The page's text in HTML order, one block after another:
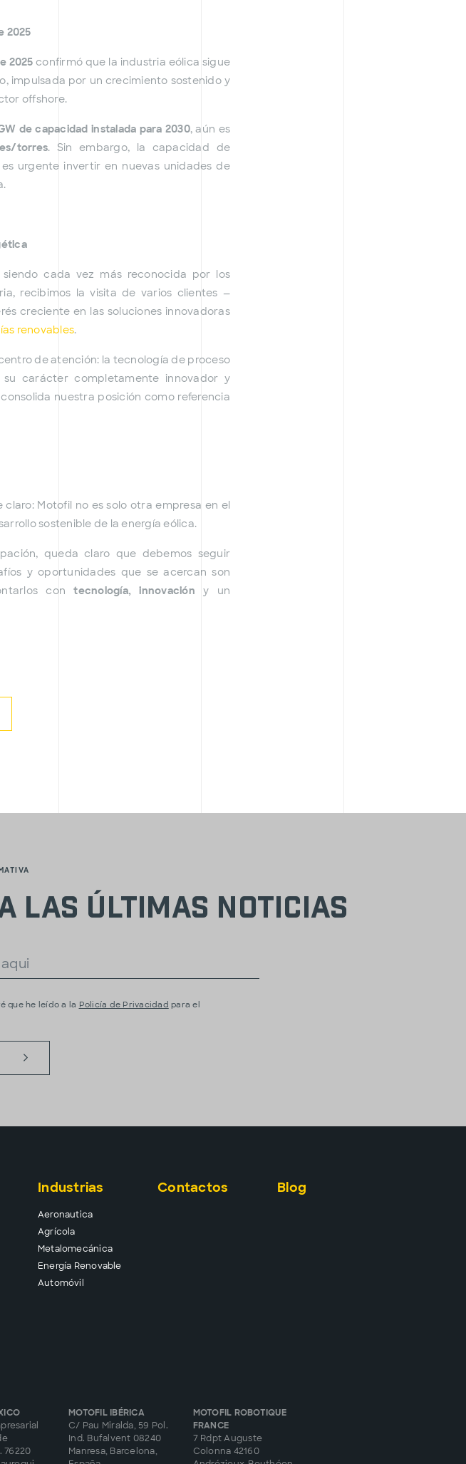
2025
2025 confirmó que la industria eólica sigue
impulsada por un crecimiento sostenido y
offshore.
de capacidad instalada para 2030, aún es
torres. Sin embargo, la capacidad de
urgente invertir en nuevas unidades de
cada vez más reconocida por los
recibimos la visita de varios clientes —
creciente en las soluciones innovadoras
renovables.
de atención: la tecnología de proceso
carácter completamente innovador y
nuestra posición como referencia
claro: Motofil no es solo otra empresa en el
sostenible de la energía eólica.
queda claro que debemos seguir
y oportunidades que se acercan son
contecnología, innovación y un
las últimas noticias
que he leído a la Policía de Privacidad para el
Industrias
Aeronautica
Agrícola
Metalomecánica
Energía Renovable
Automóvil
Contactos Blog
76220
MOTOFIL IBÉRICA
C/ Pau Miralda, 59 Pol.
Ind. Bufalvent 08240
Manresa, Barcelona,
MOTOFIL ROBOTIQUE
FRANCE
7 Rdpt Auguste
Colonna 42160